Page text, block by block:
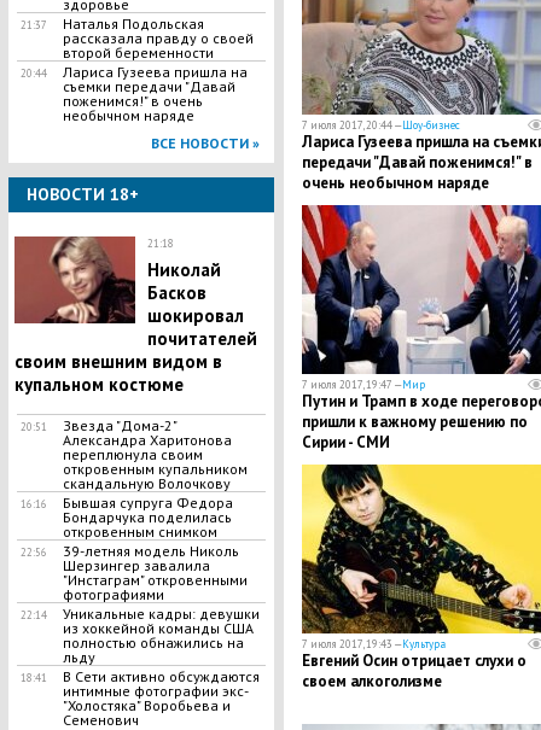
здоровье
21:37
Наталья Подольская
рассказала правду о своей
второй беременности
20:44
Лариса Гузеева пришла на
съемки передачи "Давай
поженимся!" в очень
необычном наряде
ВСЕ НОВОСТИ »
НОВОСТИ 18+
21:18
Николай
Басков
шокировал
почитателей
своим внешним видом в
купальном костюме
20:51
Звезда "Дома-2"
Александра Харитонова
переплюнула своим
откровенным купальником
скандальную Волочкову
16:16
Бывшая супруга Федора
Бондарчука поделилась
откровенным снимком
22:56
39-летняя модель Николь
Шерзингер завалила
"Инстаграм" откровенными
фотографиями
22:14
​Уникальные кадры: девушки
из хоккейной команды США
полностью обнажились на
льду
18:41
В Сети активно обсуждаются
интимные фотографии экс-
"Холостяка" Воробьева и
Семенович
7 июля 2017, 20:44 —Шоу-бизнес
Лариса Гузеева пришла на
передачи "Давай поженимся!" в
очень необычном наряде
7 июля 2017, 19:47 —Мир
Путин и Трамп в ходе
пришли к важному решению по
Сирии - СМИ
7 июля 2017, 19:43 —Культура
Евгений Осин отрицает слухи о
своем алкоголизме